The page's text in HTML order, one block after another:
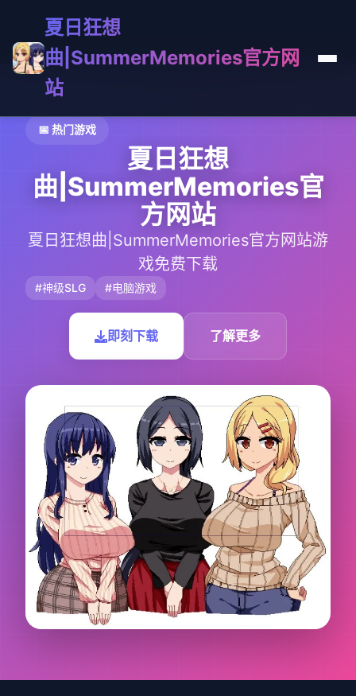
夏日狂想
曲|SummerMemories官方网
站
📅 热门游戏
夏日狂想
曲|SummerMemories官
方网站
夏日狂想曲|SummerMemories官方网站游
戏免费下载
#神级SLG #电脑游戏
即刻下载 了解更多